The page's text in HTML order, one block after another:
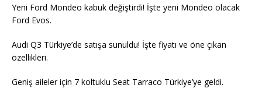
Yeni Ford Mondeo kabuk değiştirdi! İşte yeni Mondeo olacak
Ford Evos.
Audi Q3 Türkiye’de satışa sunuldu! İşte fiyatı ve öne çıkan
özellikleri.
Geniş aileler için 7 koltuklu Seat Tarraco Türkiye’ye geldi.